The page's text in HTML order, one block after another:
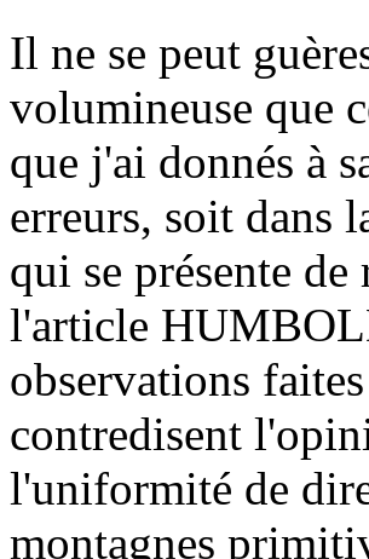
Il ne se peut
volumineuse que
que j'ai donnés à
erreurs, soit dans
qui se présente
l'article
observations
contredisent
l'uniformité de
montagnes